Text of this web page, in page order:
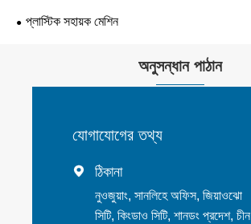
প্লাস্টিক সহায়ক মেশিন
অনুসন্ধান পাঠান
যোগাযোগের তথ্য
 ঠিকানা
নুওজুয়াং, সানলিহে অফিস, জিয়াওঝো
সিটি, কিংডাও সিটি, শানডং প্রদেশ, চীন